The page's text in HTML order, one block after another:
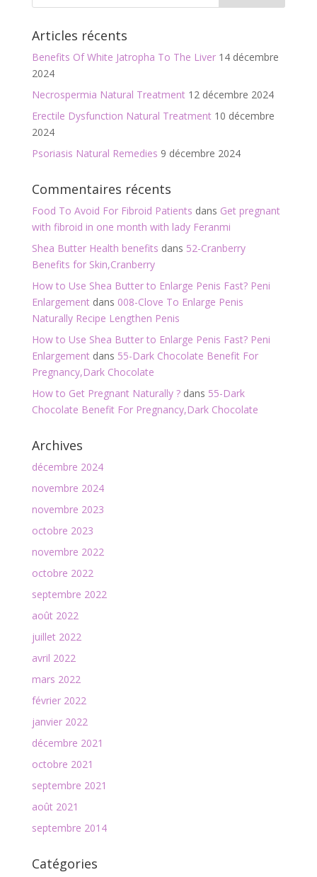
Articles récents
Benefits Of White Jatropha To The Liver 14 décembre
2024
Necrospermia Natural Treatment 12 décembre 2024
Erectile Dysfunction Natural Treatment 10 décembre
2024
Psoriasis Natural Remedies 9 décembre 2024
Commentaires récents
Food To Avoid For Fibroid Patients dans Get pregnant
with fibroid in one month with lady Feranmi
Shea Butter Health benefits dans 52-Cranberry
Benefits for Skin,Cranberry
How to Use Shea Butter to Enlarge Penis Fast? Peni
Enlargementdans 008-Clove To Enlarge Penis
Naturally Recipe Lengthen Penis
How to Use Shea Butter to Enlarge Penis Fast? Peni
Enlargementdans 55-Dark Chocolate Benefit For
Pregnancy,Dark Chocolate
How to Get Pregnant Naturally ?dans 55-Dark
Chocolate Benefit For Pregnancy,Dark Chocolate
Archives
décembre 2024
novembre 2024
novembre 2023
octobre 2023
novembre 2022
octobre 2022
septembre 2022
août 2022
juillet 2022
avril 2022
mars 2022
février 2022
janvier 2022
décembre 2021
octobre 2021
septembre 2021
août 2021
septembre 2014
Catégories